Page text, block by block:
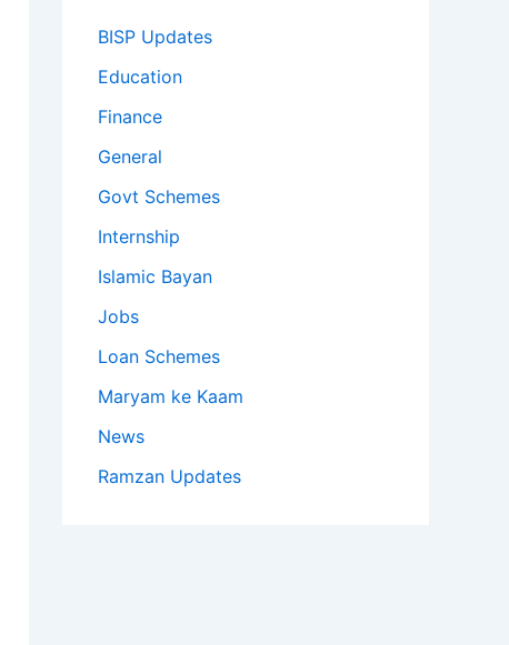
BISP Updates
Education
Finance
General
Govt Schemes
Internship
Islamic Bayan
Jobs
Loan Schemes
Maryam ke Kaam
News
Ramzan Updates